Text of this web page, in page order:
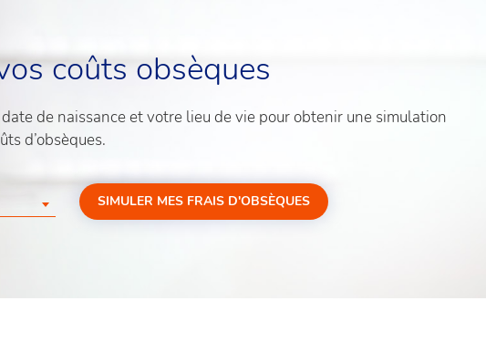
coûts obsèques
de naissance et votre lieu de vie pour obtenir une simulation
d’obsèques.
SIMULER MES FRAIS D'OBSÈQUES